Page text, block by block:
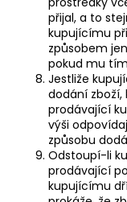
přijal, a to
kupujícímu
způsobem
pokud mu
Jestliže
dodání
prodávající
výši
způsobu
Odstoupí-li
prodávající
kupujícímu